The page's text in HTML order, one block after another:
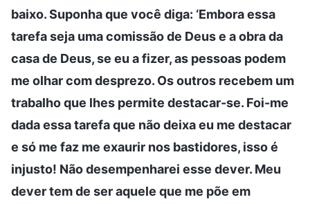
baixo. Suponha que você diga: ‘Embora essa
tarefa seja uma comissão de Deus e a obra da
casa de Deus, se eu a fizer, as pessoas podem
me olhar com desprezo. Os outros recebem um
trabalho que lhes permite destacar-se. Foi-me
dada essa tarefa que não deixa eu me destacar
e só me faz me exaurir nos bastidores, isso é
injusto! Não desempenharei esse dever. Meu
dever tem de ser aquele que me põe em